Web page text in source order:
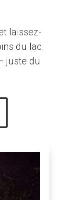
laissez-
du lac.
juste du